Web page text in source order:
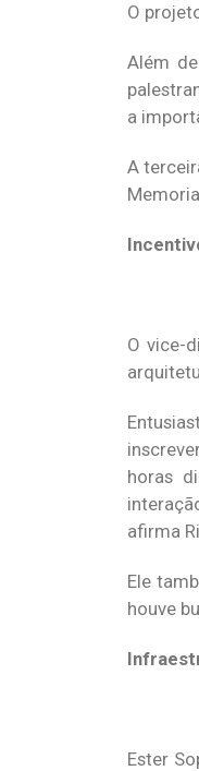
O
Além
a
A
O vice-
horas
afirma
Ele
houve
Ester